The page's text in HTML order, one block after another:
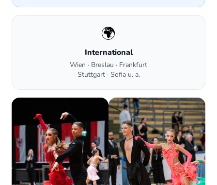
🌍
International
Wien · Breslau · Frankfurt
Stuttgart · Sofia u. a.